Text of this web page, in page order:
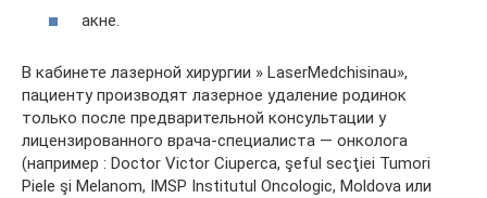
акне.
В кабинете лазерной хирургии » LaserMedchisinau»,
пациенту производят лазерное удаление родинок
только после предварительной консультации у
лицензированного врача-специалиста — онколога
(например : Doctor Victor Ciuperca, şeful secţiei Tumori
Piele şi Melanom, IMSP Institutul Oncologic, Moldova или